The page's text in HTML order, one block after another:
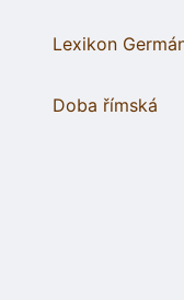
Lexikon
Doba římská